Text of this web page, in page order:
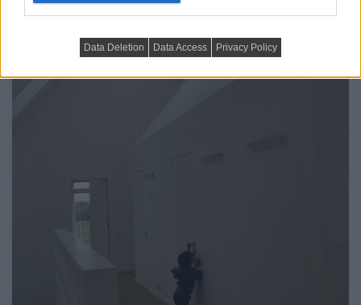
Data Deletion Data Access Privacy Policy